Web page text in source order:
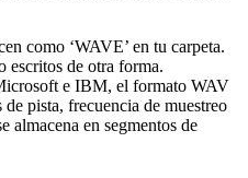
como ‘WAVE’ en tu carpeta.
escritos de otra forma.
e IBM, el formato WAV
pista, frecuencia de muestreo
almacena en segmentos de